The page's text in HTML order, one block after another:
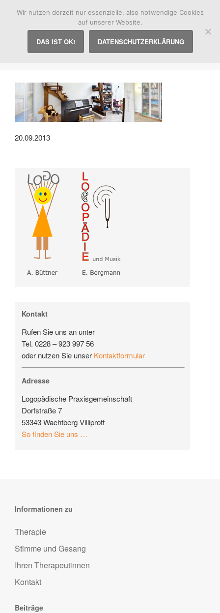
Praxis für Logopädie
Logopädie Büttner Bergmann
20.09.2013
Kontakt
Rufen Sie uns an unter
Tel. 0228 – 923 997 56
oder nutzen Sie unser Kontaktformular
Adresse
Logopädische Praxisgemeinschaft
Dorfstraße 7
53343 Wachtberg Villiprott
So finden Sie uns …
Informationen zu
Therapie
Stimme und Gesang
Ihren Therapeutinnen
Kontakt
Beiträge
Wir nutzen derzeit nur essenzielle, also notwendige Cookies
auf unserer Website.
DAS IST OK! DATENSCHUTZERKLÄRUNG